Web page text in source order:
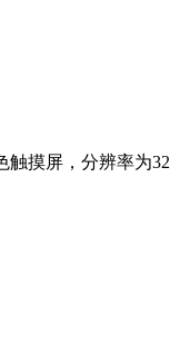
触摸屏，分辨率为32